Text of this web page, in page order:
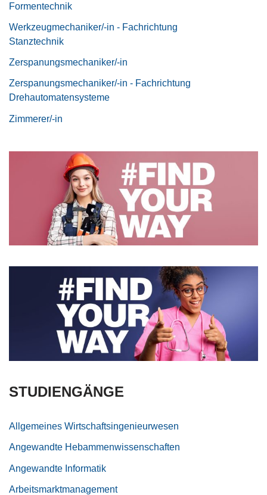
Formentechnik
Werkzeugmechaniker/-in - Fachrichtung
Stanztechnik
Zerspanungsmechaniker/-in
Zerspanungsmechaniker/-in - Fachrichtung
Drehautomatensysteme
Zimmerer/-in
STUDIENGÄNGE
Allgemeines Wirtschaftsingenieurwesen
Angewandte Hebammenwissenschaften
Angewandte Informatik
Arbeitsmarktmanagement